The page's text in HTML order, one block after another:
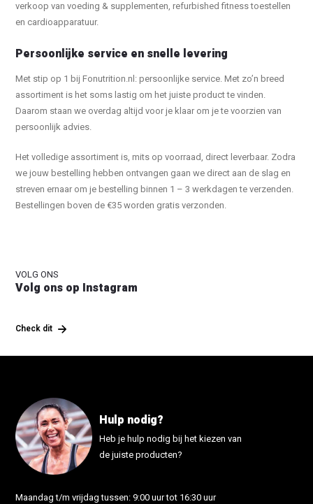
verkoop van voeding & supplementen, refurbished fitness toestellen
en cardioapparatuur.
Persoonlijke service en snelle levering
Met stip op 1 bij Fonutrition.nl: persoonlijke service. Met zo’n breed
assortiment is het soms lastig om het juiste product te vinden.
Daarom staan we overdag altijd voor je klaar om je te voorzien van
persoonlijk advies.
Het volledige assortiment is, mits op voorraad, direct leverbaar. Zodra
we jouw bestelling hebben ontvangen gaan we direct aan de slag en
streven ernaar om je bestelling binnen 1 – 3 werkdagen te verzenden.
Bestellingen boven de €35 worden gratis verzonden.
VOLG ONS
Volg ons op Instagram
Check dit
Hulp nodig?
Heb je hulp nodig bij het kiezen van
de juiste producten?
Maandag t/m vrijdag tussen: 9:00 uur tot 16:30 uur